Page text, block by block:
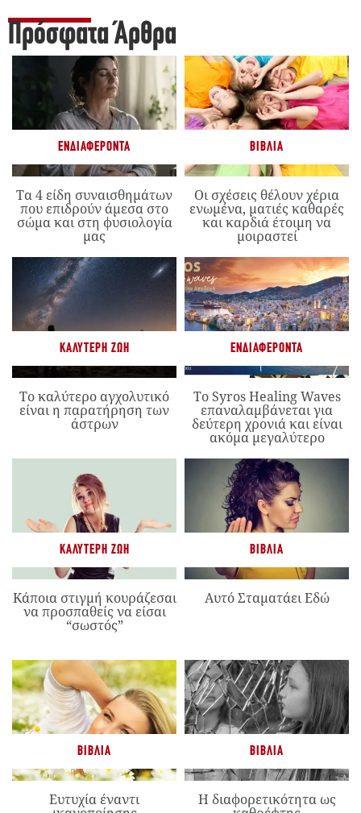
Πρόσφατα Άρθρα
ΕΝΔΙΑΦΈΡΟΝΤΑ
Τα 4 είδη συναισθημάτων
που επιδρούν άμεσα στο
σώμα και στη φυσιολογία
μας
ΒΙΒΛΊΑ
Οι σχέσεις θέλουν χέρια
ενωμένα, ματιές καθαρές
και καρδιά έτοιμη να
μοιραστεί
ΚΑΛΎΤΕΡΗ ΖΩΉ
Το καλύτερο αγχολυτικό
είναι η παρατήρηση των
άστρων
ΕΝΔΙΑΦΈΡΟΝΤΑ
Το Syros Healing Waves
επαναλαμβάνεται για
δεύτερη χρονιά και είναι
ακόμα μεγαλύτερο
ΚΑΛΎΤΕΡΗ ΖΩΉ
Κάποια στιγμή κουράζεσαι
να προσπαθείς να είσαι
“σωστός”
ΒΙΒΛΊΑ
Αυτό Σταματάει Εδώ
ΒΙΒΛΊΑ
Ευτυχία έναντι
ΒΙΒΛΊΑ
Η διαφορετικότητα ως